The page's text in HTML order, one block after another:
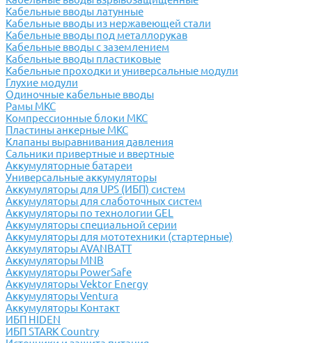
Кабельные вводы латунные
Кабельные вводы из нержавеющей стали
Кабельные вводы под металлорукав
Кабельные вводы с заземлением
Кабельные вводы пластиковые
Кабельные проходки и универсальные модули
Глухие модули
Одиночные кабельные вводы
Рамы МКС
Компрессионные блоки МКС
Пластины анкерные МКС
Клапаны выравнивания давления
Сальники привертные и ввертные
Аккумуляторные батареи
Универсальные аккумуляторы
Аккумуляторы для UPS (ИБП) систем
Аккумуляторы для слаботочных систем
Аккумуляторы по технологии GEL
Аккумуляторы специальной серии
Аккумуляторы для мототехники (стартерные)
Аккумуляторы AVANBATT
Аккумуляторы MNB
Аккумуляторы PowerSafe
Аккумуляторы Vektor Energy
Аккумуляторы Ventura
Аккумуляторы Контакт
ИБП HIDEN
ИБП STARK Country